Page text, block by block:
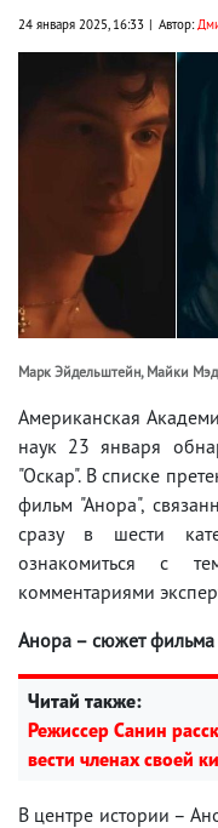
24 января 2025, 16:33 Автор:
Марк Эйдельштейн, Майки
Американская
наук 23 января
"Оскар". В списке
фильм "Анора",
сразу в шести
ознакомиться с
комментариями
Анора – сюжет фильма
Читай также:
Режиссер Санин
вести членах своей
В центре истории –